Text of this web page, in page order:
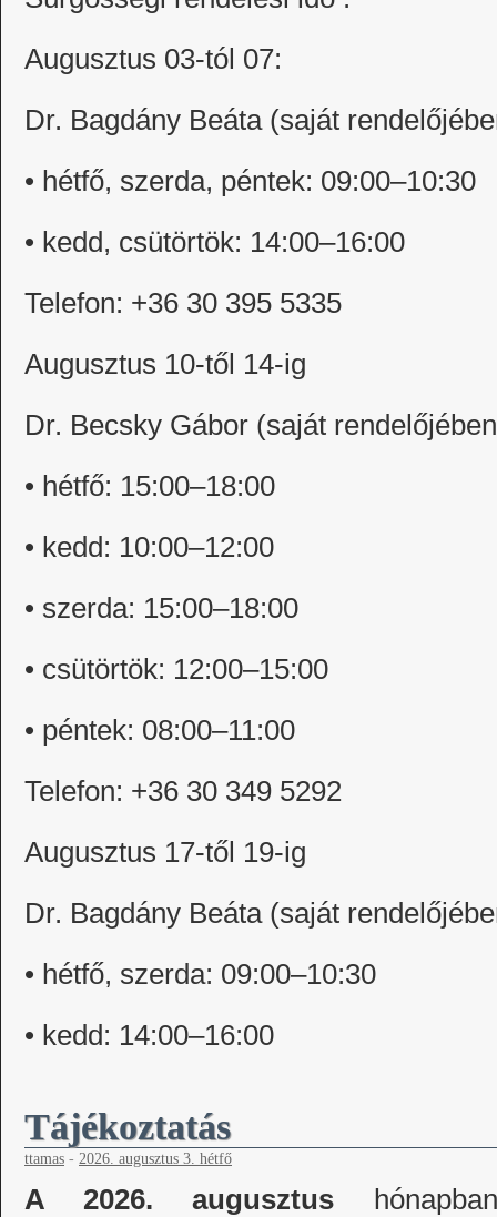
Augusztus 03-tól 07:
Dr. Bagdány Beáta (saját
• hétfő, szerda, péntek: 09:00–10:30
• kedd, csütörtök: 14:00–16:00
Telefon: +36 30 395 5335
Augusztus 10-től 14-ig
Dr. Becsky Gábor (saját
• hétfő: 15:00–18:00
• kedd: 10:00–12:00
• szerda: 15:00–18:00
• csütörtök: 12:00–15:00
• péntek: 08:00–11:00
Telefon: +36 30 349 5292
Augusztus 17-től 19-ig
Dr. Bagdány Beáta (saját
• hétfő, szerda: 09:00–10:30
• kedd: 14:00–16:00
Tájékoztatás
ttamas - 2026. augusztus 3. hétfő
A 2026. augusztus